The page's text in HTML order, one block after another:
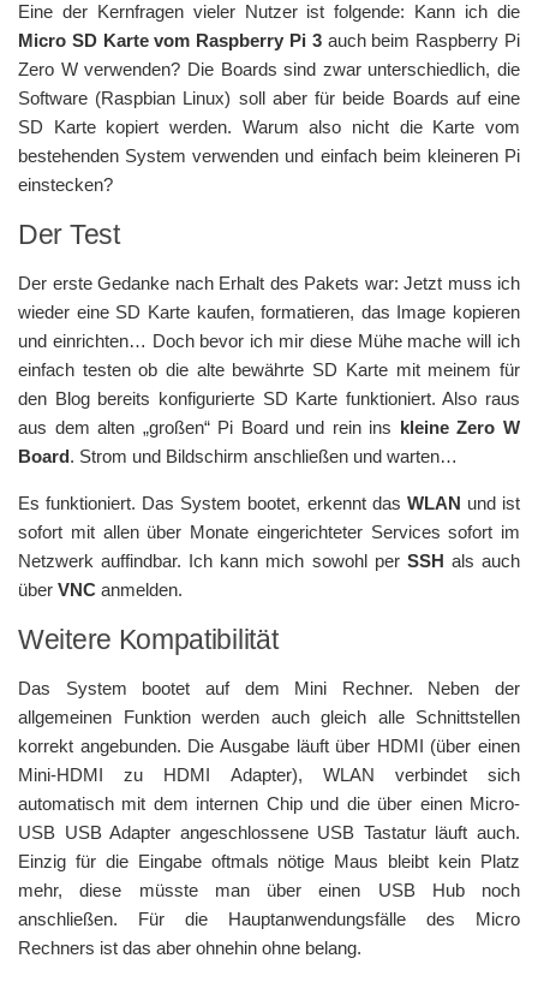
Eine der Kernfragen vieler Nutzer ist folgende: Kann ich die
Micro SD Karte vom Raspberry Pi 3auch beim Raspberry Pi
Zero W verwenden? Die Boards sind zwar unterschiedlich, die
Software (Raspbian Linux) soll aber für beide Boards auf eine
SD Karte kopiert werden. Warum also nicht die Karte vom
bestehenden System verwenden und einfach beim kleineren Pi
einstecken?
Der Test
Der erste Gedanke nach Erhalt des Pakets war: Jetzt muss ich
wieder eine SD Karte kaufen, formatieren, das Image kopieren
und einrichten… Doch bevor ich mir diese Mühe mache will ich
einfach testen ob die alte bewährte SD Karte mit meinem für
den Blog bereits konfigurierte SD Karte funktioniert. Also raus
aus dem alten „großen“ Pi Board und rein ins kleine Zero W
Board. Strom und Bildschirm anschließen und warten…
Es funktioniert. Das System bootet, erkennt das WLAN und ist
sofort mit allen über Monate eingerichteter Services sofort im
Netzwerk auffindbar. Ich kann mich sowohl per SSH als auch
über VNC anmelden.
Weitere Kompatibilität
Das System bootet auf dem Mini Rechner. Neben der
allgemeinen Funktion werden auch gleich alle Schnittstellen
korrekt angebunden. Die Ausgabe läuft über HDMI (über einen
Mini-HDMI zu HDMI Adapter), WLAN verbindet sich
automatisch mit dem internen Chip und die über einen Micro-
USB USB Adapter angeschlossene USB Tastatur läuft auch.
Einzig für die Eingabe oftmals nötige Maus bleibt kein Platz
mehr, diese müsste man über einen USB Hub noch
anschließen. Für die Hauptanwendungsfälle des Micro
Rechners ist das aber ohnehin ohne belang.